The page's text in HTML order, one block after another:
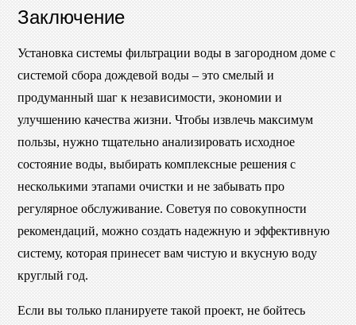
Заключение
Установка системы фильтрации воды в загородном доме с
системой сбора дождевой воды – это смелый и
продуманный шаг к независимости, экономии и
улучшению качества жизни. Чтобы извлечь максимум
пользы, нужно тщательно анализировать исходное
состояние воды, выбирать комплексные решения с
несколькими этапами очистки и не забывать про
регулярное обслуживание. Советуя по совокупности
рекомендаций, можно создать надежную и эффективную
систему, которая принесет вам чистую и вкусную воду
круглый год.
Если вы только планируете такой проект, не бойтесь